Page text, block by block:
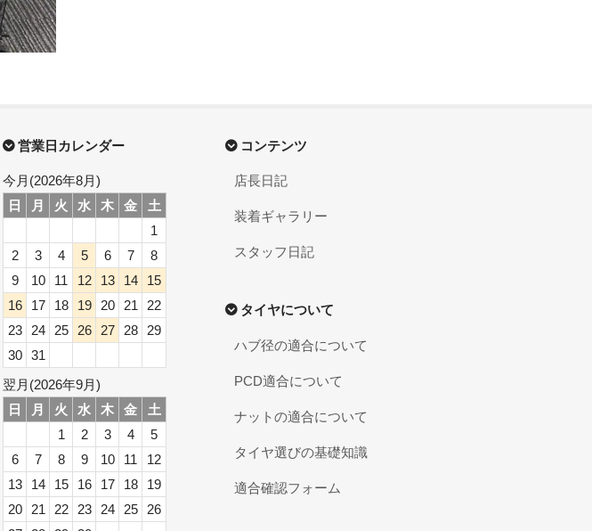
コンテンツ
店長日記
装着ギャラリー
スタッフ日記
タイヤについて
ハブ径の適合について
PCD適合について
ナットの適合について
タイヤ選びの基礎知識
適合確認フォーム
営業日カレンダー
今月(2026年8月)
日
月 火 水 木 金
土
1
2
3 4 5 6 7
8
9
10 11 12 13 14
15
16
17 18 19 20 21
22
23
24 25 26 27 28
29
30
31
翌月(2026年9月)
日
月 火 水 木 金
土
1
2 3 4
5
6
7 8 9 10 11
12
13
14 15 16 17 18
19
20
21 22 23 24 25
26